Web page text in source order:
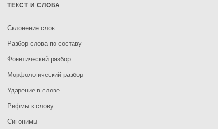
ТЕКСТ И СЛОВА
Склонение слов
Разбор слова по составу
Фонетический разбор
Морфологический разбор
Ударение в слове
Рифмы к слову
Синонимы